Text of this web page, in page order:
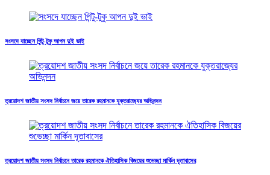
সংসদে যাচ্ছেন পিন্টু-টুকু আপন দুই ভাই
ত্রয়োদশ জাতীয় সংসদ নির্বাচনে জয়ে তারেক রহমানকে যুক্তরাজ্যের অভিনন্দন
ত্রয়োদশ জাতীয় সংসদ নির্বাচনে তারেক রহমানকে ঐতিহাসিক বিজয়ের শুভেচ্ছা মার্কিন দূতাবাসের